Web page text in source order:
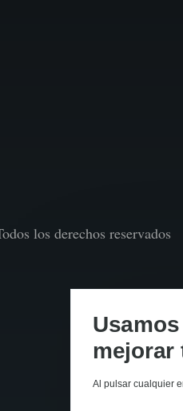
los derechos reservados
mejorar
Al pulsar cualquier